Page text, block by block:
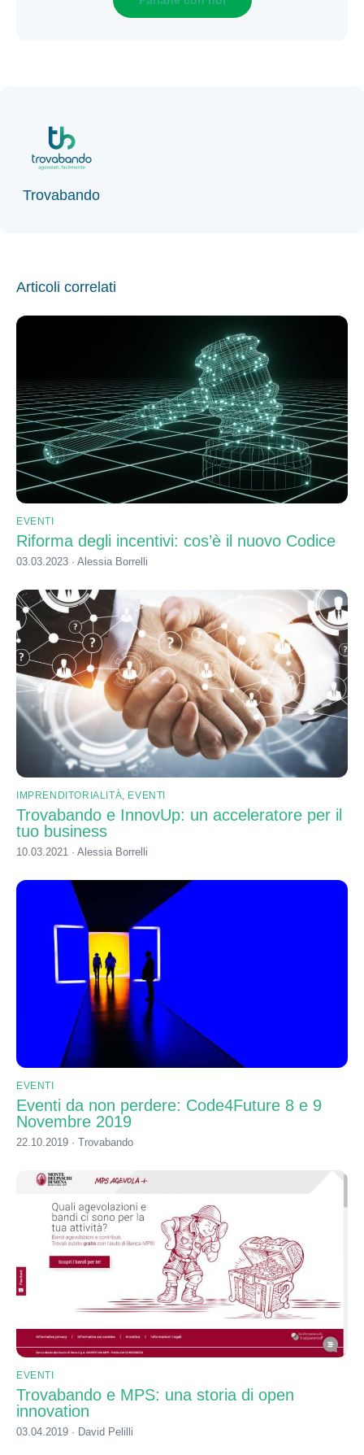
Trovabando
Articoli correlati
EVENTI
Riforma degli incentivi: cos’è il nuovo Codice
03.03.2023 · Alessia Borrelli
IMPRENDITORIALITÀ, EVENTI
Trovabando e InnovUp: un acceleratore per il
tuo business
10.03.2021 · Alessia Borrelli
EVENTI
Eventi da non perdere: Code4Future 8 e 9
Novembre 2019
22.10.2019 · Trovabando
EVENTI
Trovabando e MPS: una storia di open
innovation
03.04.2019 · David Pelilli